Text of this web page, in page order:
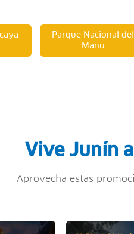
Parque Nacional del
Manu
Vive Junín
Aprovecha estas